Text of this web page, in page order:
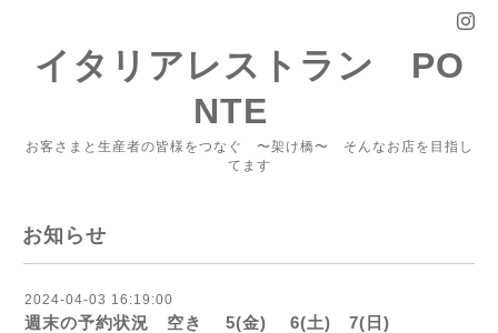
イタリアレストラン PO
NTE
お客さまと生産者の皆様をつなぐ 〜架け橋〜 そんなお店を目指し
てます
お知らせ
2024-04-03 16:19:00
週末の予約状況 空き 5(金) 6(土) 7(日)